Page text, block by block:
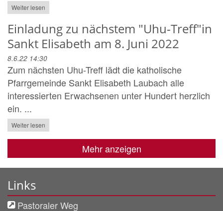
Weiter lesen
Einladung zu nächstem "Uhu-Treff"in
Sankt Elisabeth am 8. Juni 2022
8.6.22 14:30
Zum nächsten Uhu-Treff lädt die katholische
Pfarrgemeinde Sankt Elisabeth Laubach alle
interessierten Erwachsenen unter Hundert herzlich
ein. ...
Weiter lesen
Mehr anzeigen
Links
Pastoraler Weg